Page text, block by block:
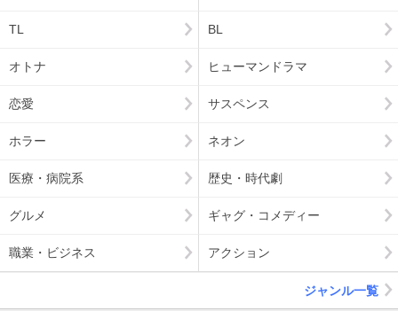
TL BL
オトナ ヒューマンドラマ
恋愛 サスペンス
ホラー ネオン
医療・病院系 歴史・時代劇
グルメ ギャグ・コメディー
職業・ビジネス アクション
ジャンル一覧